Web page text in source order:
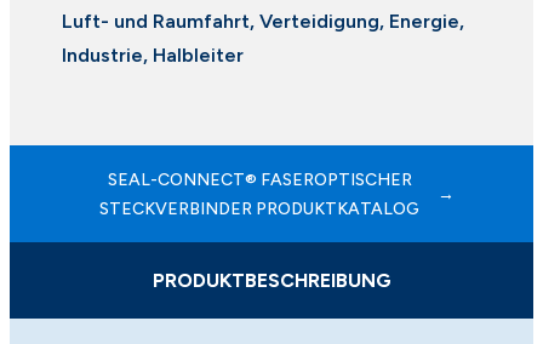
Luft- und Raumfahrt, Verteidigung, Energie,
Industrie, Halbleiter
SEAL-CONNECT® FASEROPTISCHER
STECKVERBINDER PRODUKTKATALOG
PRODUKTBESCHREIBUNG